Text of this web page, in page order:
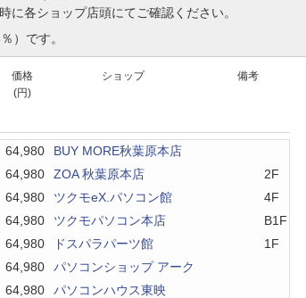
に各ショップ店頭にてご確認ください。
）です。
価格
(円)
ショップ 備考
64,980
BUY MORE秋葉原本店
64,980
ZOA 秋葉原本店
2F
64,980
ツクモeX.パソコン館
4F
64,980
ツクモパソコン本店
B1F
64,980
ドスパラパーツ館
1F
64,980
パソコンショップ アーク
64,980
パソコンハウス東映